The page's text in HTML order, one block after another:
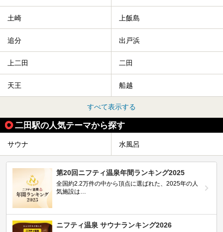
竿燈まつりを見た後は、秋田の温泉で骨休め。秋田美人を生
土崎 上飯島
追分 出戸浜
上二田 二田
天王 船越
すべて表示する
二田駅の人気テーマから探す
サウナ 水風呂
第20回ニフティ温泉年間ランキング2025
全国約2.2万件の中から頂点に選ばれた、2025年の人
気施設は…
ニフティ温泉 サウナランキング2026